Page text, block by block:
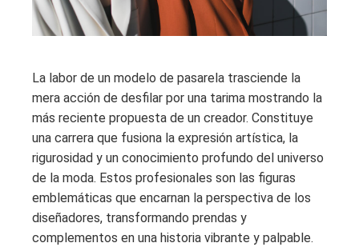
La labor de un modelo de pasarela trasciende la
mera acción de desfilar por una tarima mostrando la
más reciente propuesta de un creador. Constituye
una carrera que fusiona la expresión artística, la
rigurosidad y un conocimiento profundo del universo
de la moda. Estos profesionales son las figuras
emblemáticas que encarnan la perspectiva de los
diseñadores, transformando prendas y
complementos en una historia vibrante y palpable.